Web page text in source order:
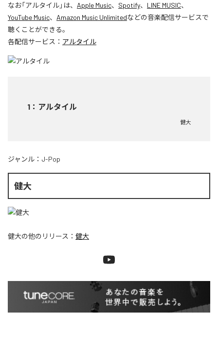
なお「アルタイル」は、 Apple Music、 Spotify、 LINE MUSIC、
YouTube Music、 Amazon Music Unlimitedなどの音楽配信サービスで
聴くことができる。
各配信サービス： アルタイル
1 ： アルタイル
健大
ジャンル： J-Pop
健大
健大の他のリリース： 健大